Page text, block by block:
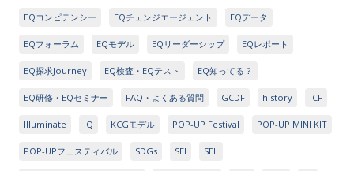
EQコンピテンシー EQチェンジエージェント EQデータ
EQフォーラム EQモデル EQリーダーシップ EQレポート
EQ探求Journey EQ検査・EQテスト EQ知ってる？
EQ研修・EQセミナー FAQ・よくある質問 GCDF history ICF
Illuminate IQ KCGモデル POP-UP Festival POP-UP MINI KIT
POP-UPフェスティバル SDGs SEI SEL